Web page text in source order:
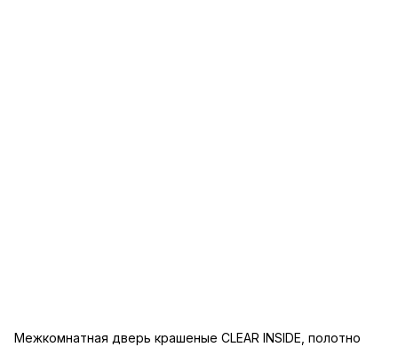
Межкомнатная дверь крашеные CLEAR INSIDE, полотно